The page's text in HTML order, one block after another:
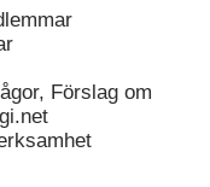
Förslag om